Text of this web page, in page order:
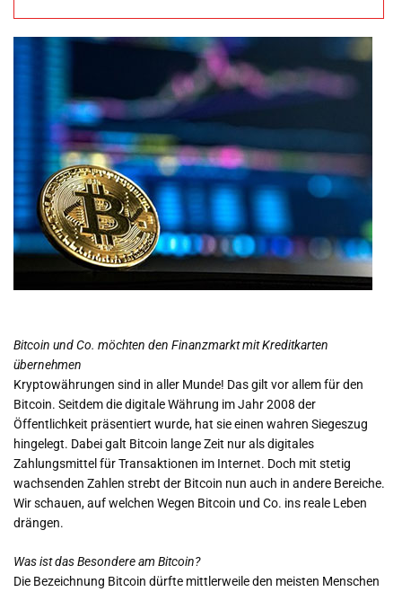
übernehmen
Bitcoin und Co. möchten den Finanzmarkt mit Kreditkarten
übernehmen
Kryptowährungen sind in aller Munde! Das gilt vor allem für den
Bitcoin. Seitdem die digitale Währung im Jahr 2008 der
Öffentlichkeit präsentiert wurde, hat sie einen wahren Siegeszug
hingelegt. Dabei galt Bitcoin lange Zeit nur als digitales
Zahlungsmittel für Transaktionen im Internet. Doch mit stetig
wachsenden Zahlen strebt der Bitcoin nun auch in andere Bereiche.
Wir schauen, auf welchen Wegen Bitcoin und Co. ins reale Leben
drängen.
Was ist das Besondere am Bitcoin?
Die Bezeichnung Bitcoin dürfte mittlerweile den meisten Menschen